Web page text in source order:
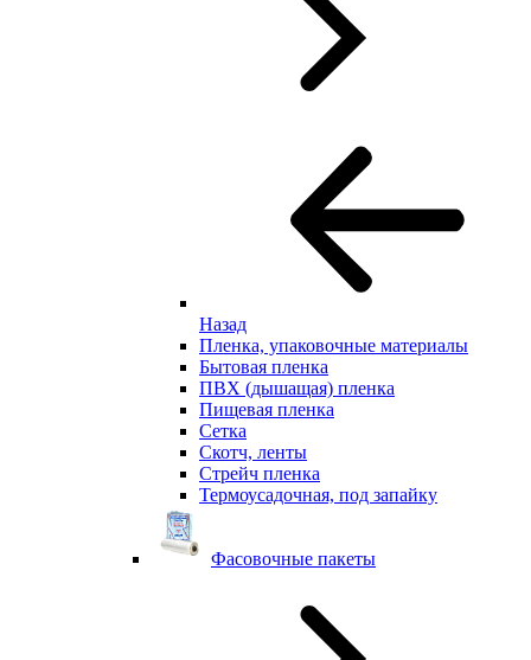
Назад
Пленка, упаковочные материалы
Бытовая пленка
ПВХ (дышащая) пленка
Пищевая пленка
Сетка
Скотч, ленты
Стрейч пленка
Термоусадочная, под запайку
Фасовочные пакеты